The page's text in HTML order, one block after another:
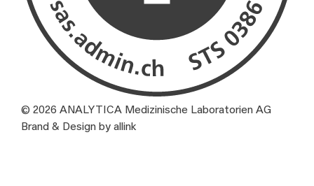
© 2026 ANALYTICA Medizinische Laboratorien AG
Brand & Design by allink